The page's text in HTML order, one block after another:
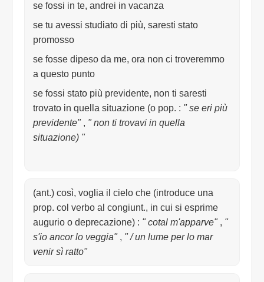
se fossi in te, andrei in vacanza
se tu avessi studiato di più, saresti stato
promosso
se fosse dipeso da me, ora non ci troveremmo
a questo punto
se fossi stato più previdente, non ti saresti
trovato in quella situazione (o pop. : " se eri più
previdente" , " non ti trovavi in quella
situazione) "
(ant.) così, voglia il cielo che (introduce una
prop. col verbo al congiunt., in cui si esprime
augurio o deprecazione) : " cotal m'apparve" , "
s'io ancor lo veggia" , " / un lume per lo mar
venir sì ratto"